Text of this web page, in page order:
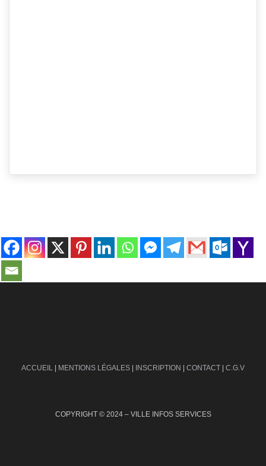
ACCUEIL | MENTIONS LÉGALES | INSCRIPTION | CONTACT | C.G.V
COPYRIGHT © 2024 – VILLE INFOS SERVICES